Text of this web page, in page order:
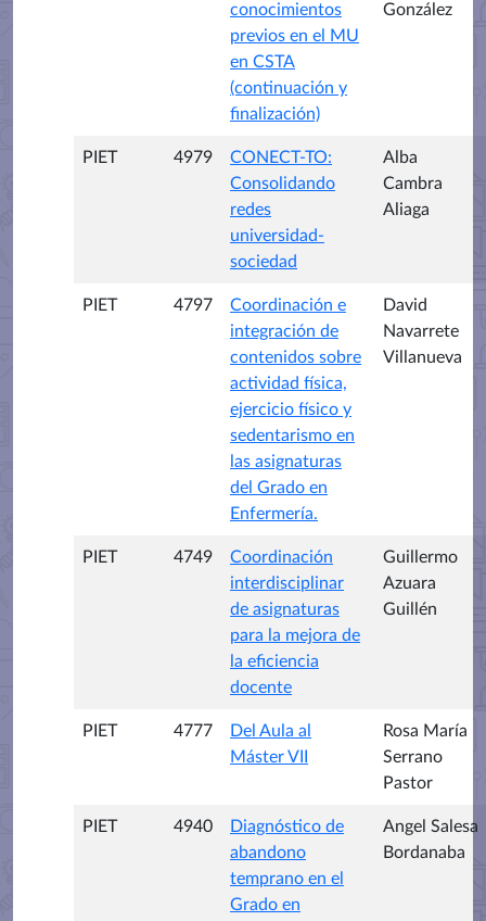
conocimientos
previos en el MU
en CSTA
(continuación y
finalización)
González
PIET 4979
CONECT-TO:
Consolidando
redes
universidad-
sociedad
Alba
Cambra
Aliaga
PIET 4797
Coordinación e
integración de
contenidos sobre
actividad física,
ejercicio físico y
sedentarismo en
las asignaturas
del Grado en
Enfermería.
David
Navarrete
Villanueva
PIET 4749
Coordinación
interdisciplinar
de asignaturas
para la mejora de
la eficiencia
docente
Guillermo
Azuara
Guillén
PIET 4777
Del Aula al
Máster VII
Rosa María
Serrano
Pastor
PIET 4940
Diagnóstico de
abandono
temprano en el
Grado en
Angel Salesa
Bordanaba